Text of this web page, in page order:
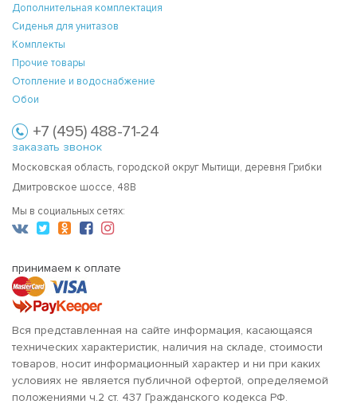
Дополнительная комплектация
Сиденья для унитазов
Комплекты
Прочие товары
Отопление и водоснабжение
Обои
+7 (495) 488-71-24
заказать звонок
Московская область, городской округ Мытищи, деревня Грибки
Дмитровское шоссе, 48В
Мы в социальных сетях:
принимаем к оплате
Вся представленная на сайте информация, касающаяся
технических характеристик, наличия на складе, стоимости
товаров, носит информационный характер и ни при каких
условиях не является публичной офертой, определяемой
положениями ч.2 ст. 437 Гражданского кодекса РФ.